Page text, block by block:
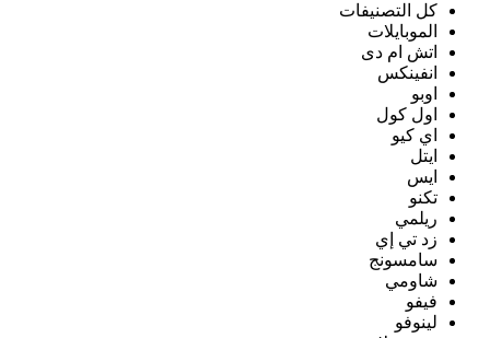
كل التصنيفات
الموبايلات
اتش ام دى
انفينكس
اوبو
اول كول
اي كيو
ايتل
ايس
تكنو
ريلمي
زد تي إي
سامسونج
شاومي
فيفو
لينوفو